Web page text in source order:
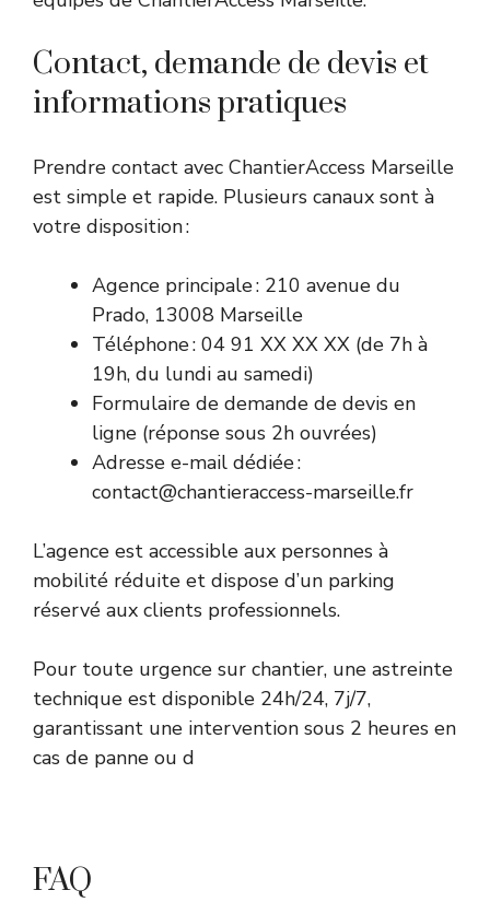
Contact, demande de devis et
informations pratiques
Prendre contact avec ChantierAccess Marseille
est simple et rapide. Plusieurs canaux sont à
votre disposition :
Agence principale : 210 avenue du
Prado, 13008 Marseille
Téléphone : 04 91 XX XX XX (de 7h à
19h, du lundi au samedi)
Formulaire de demande de devis en
ligne (réponse sous 2h ouvrées)
Adresse e-mail dédiée :
contact@chantieraccess-marseille.fr
L’agence est accessible aux personnes à
mobilité réduite et dispose d’un parking
réservé aux clients professionnels.
Pour toute urgence sur chantier, une astreinte
technique est disponible 24h/24, 7j/7,
garantissant une intervention sous 2 heures en
cas de panne ou d
FAQ